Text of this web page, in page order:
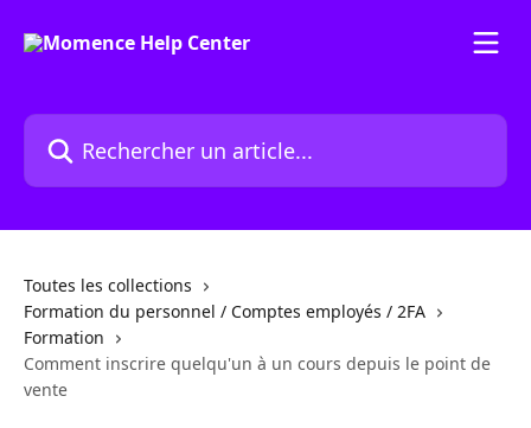
Rechercher un article...
Toutes les collections
Formation du personnel / Comptes employés / 2FA
Formation
Comment inscrire quelqu'un à un cours depuis le point de
vente